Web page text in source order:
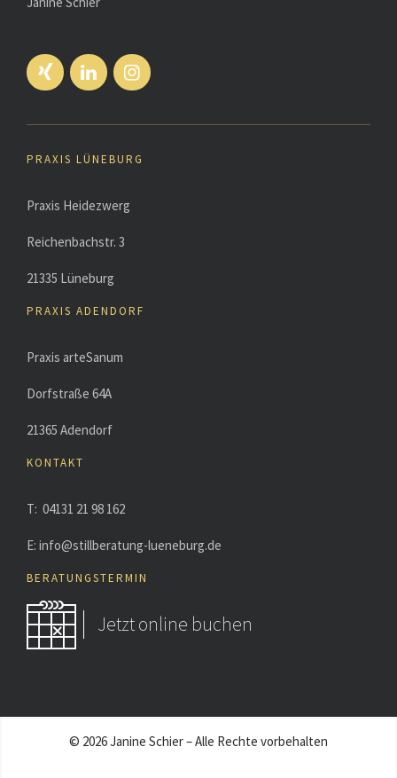
PRAXIS LÜNEBURG
Praxis Heidezwerg
Reichenbachstr. 3
21335 Lüneburg
PRAXIS ADENDORF
Praxis arteSanum
Dorfstraße 64A
21365 Adendorf
KONTAKT
T: 04131 21 98 162
E: info@stillberatung-lueneburg.de
BERATUNGSTERMIN
Jetzt online buchen
© 2026 Janine Schier – Alle Rechte vorbehalten